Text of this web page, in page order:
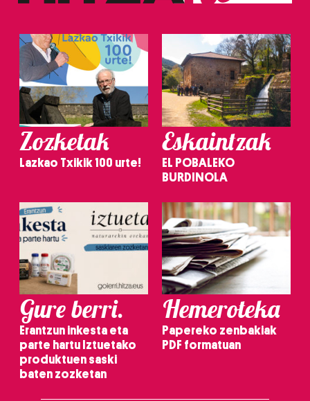
Zozketak
Lazkao Txikik 100 urte!
Eskaintzak
EL POBALEKO
BURDINOLA
Gure berri.
Erantzun inkesta eta
parte hartu Iztuetako
produktuen saski
baten zozketan
Hemeroteka
Papereko zenbakiak
PDF formatuan